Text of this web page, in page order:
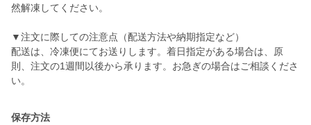
然解凍してください。
▼注文に際しての注意点（配送方法や納期指定など）
配送は、冷凍便にてお送りします。着日指定がある場合は、原
則、注文の1週間以後から承ります。お急ぎの場合はご相談くださ
保存方法